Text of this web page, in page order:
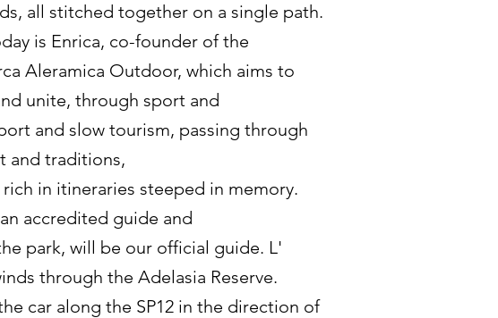
all stitched together on a single path.
is Enrica, co-founder of the
Aleramica Outdoor, which aims to
unite, through sport and
and slow tourism, passing through
and traditions,
in itineraries steeped in memory.
accredited guide and
park, will be our official guide. L'
through the Adelasia Reserve.
car along the SP12 in the direction of